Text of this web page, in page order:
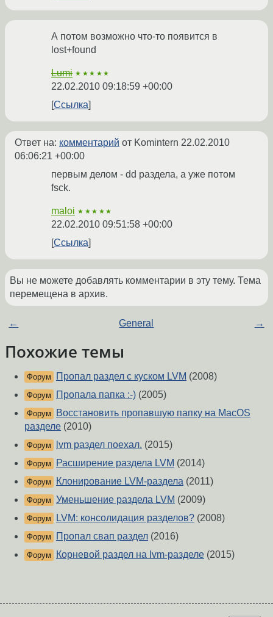
А потом возможно что-то появится в
lost+found
Lumi ★★★★★
22.02.2010 09:18:59 +00:00
Ссылка
Ответ на: комментарий от Komintern 22.02.2010
06:06:21 +00:00
первым делом - dd раздела, а уже потом
fsck.
maloi ★★★★★
22.02.2010 09:51:58 +00:00
Ссылка
Вы не можете добавлять комментарии в эту тему. Тема
перемещена в архив.
← General →
Похожие темы
Форум Пропал раздел с куском LVM (2008)
Форум Пропала папка :-) (2005)
Форум
Восстановить пропавшую папку на MacOS
разделе (2010)
Форум lvm раздел поехал. (2015)
Форум Расширение раздела LVM (2014)
Форум Клонирование LVM-раздела (2011)
Форум Уменьшение раздела LVM (2009)
Форум LVM: консолидация разделов? (2008)
Форум Пропал свап раздел (2016)
Форум Корневой раздел на lvm-разделе (2015)